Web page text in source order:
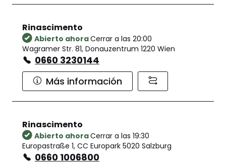
Rinascimento
Abierto ahoraCerrar a las 20:00
Wagramer Str. 81, Donauzentrum 1220 Wien
0660 3230144
Más información
Rinascimento
Abierto ahoraCerrar a las 19:30
Europastraße 1, CC Europark 5020 Salzburg
0660 1006800